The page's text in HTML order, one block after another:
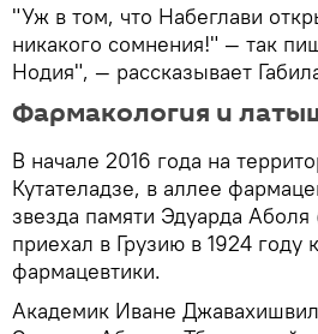
"Уж в том, что Набеглави
никакого сомнения!" — так
Нодия", — рассказывает
Фармакология и
В начале 2016 года на
Кутателадзе, в аллее
звезда памяти Эдуарда
приехал в Грузию в 1924 году
фармацевтики.
Академик Иване